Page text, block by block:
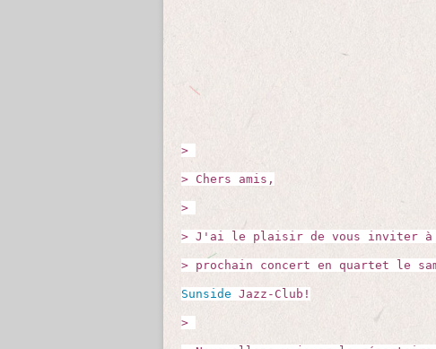
>
> Chers amis,
>
> J'ai le plaisir de vous inviter à
> prochain concert en quartet le
Sunside Jazz-Club!
>